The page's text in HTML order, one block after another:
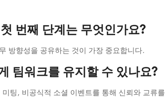
번째 단계는 무엇인가요?
방향성을 공유하는 것이 가장 중요합니다.
팀워크를 유지할 수 있나요?
팅, 비공식적 소셜 이벤트를 통해 신뢰와 교류